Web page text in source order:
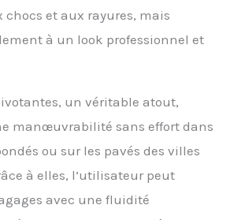
tout et le sac de voyage
compact sont fabriqués
dans un tissu durable et
valises à main offrent un
design extensible,
d’espace en plus afin de
maximiser l’espace pour
EMPILABLE ET FACILE À
chocs et aux rayures, mais
à un look professionnel et
un véritable atout,
manœuvrabilité sans effort dans
ou sur les pavés des villes
à elles, l’utilisateur peut
avec une fluidité